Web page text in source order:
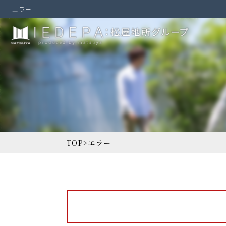
エラー
TOP>エラー